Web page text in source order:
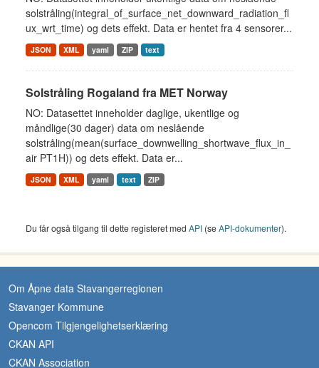
solstråling(integral_of_surface_net_downward_radiation_fl
ux_wrt_time) og dets effekt. Data er hentet fra 4 sensorer...
JSON XML yaml ZIP text
Solstråling Rogaland fra MET Norway
NO: Datasettet inneholder daglige, ukentlige og
måndlige(30 dager) data om neslående
solstråling(mean(surface_downwelling_shortwave_flux_in_
air PT1H)) og dets effekt. Data er...
JSON XML yaml text ZIP
Du får også tilgang til dette registeret med API (seAPI-dokumenter).
Om Åpne data Stavangerregionen
Stavanger Kommune
Opencom Tilgjengelighetserklæring
CKAN API
CKAN Association